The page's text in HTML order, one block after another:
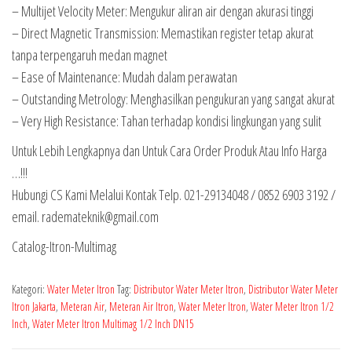
– Multijet Velocity Meter: Mengukur aliran air dengan akurasi tinggi
– Direct Magnetic Transmission: Memastikan register tetap akurat
tanpa terpengaruh medan magnet
– Ease of Maintenance: Mudah dalam perawatan
– Outstanding Metrology: Menghasilkan pengukuran yang sangat akurat
– Very High Resistance: Tahan terhadap kondisi lingkungan yang sulit
Untuk Lebih Lengkapnya dan Untuk Cara Order Produk Atau Info Harga
…!!!
Hubungi CS Kami Melalui Kontak Telp. 021-29134048 / 0852 6903 3192 /
email. rademateknik@gmail.com
Catalog-Itron-Multimag
Kategori: Water Meter Itron Tag: Distributor Water Meter Itron, Distributor Water Meter
Itron Jakarta, Meteran Air, Meteran Air Itron, Water Meter Itron, Water Meter Itron 1/2
Inch, Water Meter Itron Multimag 1/2 Inch DN15